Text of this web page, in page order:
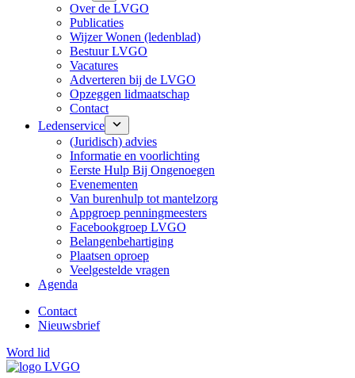
Over de LVGO
Publicaties
Wijzer Wonen (ledenblad)
Bestuur LVGO
Vacatures
Adverteren bij de LVGO
Opzeggen lidmaatschap
Contact
Ledenservice
(Juridisch) advies
Informatie en voorlichting
Eerste Hulp Bij Ongenoegen
Evenementen
Van burenhulp tot mantelzorg
Appgroep penningmeesters
Facebookgroep LVGO
Belangenbehartiging
Plaatsen oproep
Veelgestelde vragen
Agenda
Contact
Nieuwsbrief
Word lid